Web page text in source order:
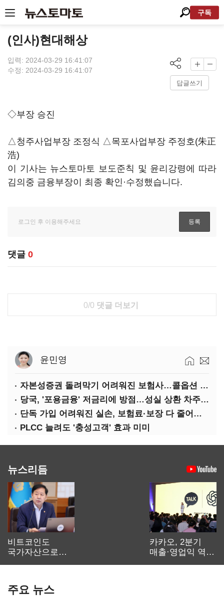
구독
(인사)현대해상
입력: 2024-03-29 16:41:07
수정: 2024-03-29 16:41:07
답글쓰기
◇부장 승진
△청주사업부장 조정식 △목포사업부장 주정호(朱正
浩)
이 기사는 뉴스토마토 보도준칙 및 윤리강령에 따라
김의중 금융부장이 최종 확인·수정했습니다.
댓글 0
0/0 댓글 더보기
윤민영
자본성증권 돌려막기 어려워진 보험사…콜옵션 부담 급증
당국, '포용금융' 저금리에 방점…성실 상환 차주는 '역차별'
단독 가입 어려워진 실손, 보험료·보장 다 줄어든 5세대는?
PLCC 늘려도 '충성고객' 효과 미미
뉴스리듬
비트코인도
국가자산으로…'
카카오, 2분기
매출·영업익 역대
주요 뉴스